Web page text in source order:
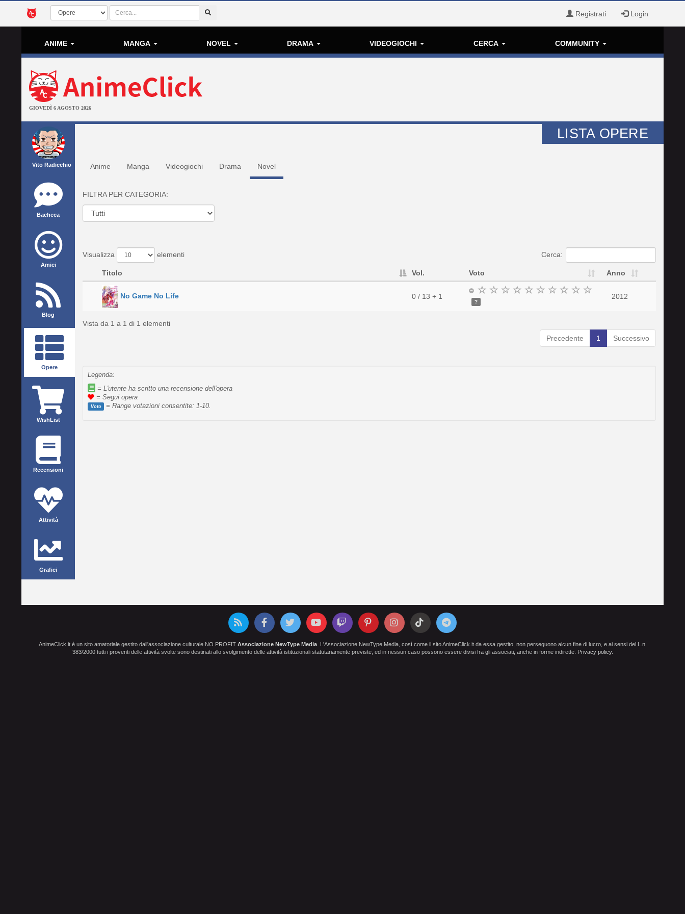
Registrati Login
ANIME MANGA NOVEL DRAMA VIDEOGIOCHI CERCA COMMUNITY
GIOVEDÌ 6 AGOSTO 2026
Vito Radicchio
Bacheca
Amici
Blog
Opere
WishList
Recensioni
Attività
Grafici
LISTA OPERE
Anime Manga Videogiochi Drama Novel
FILTRA PER CATEGORIA:
Visualizza elementi Cerca:
Titolo Vol. Voto Anno
No Game No Life 0 / 13 + 1
?
2012
Vista da 1 a 1 di 1 elementi
Precedente
1 Successivo
Legenda:
= L'utente ha scritto una recensione dell'opera
= Segui opera
Voto = Range votazioni consentite: 1-10.
AnimeClick.it è un sito amatoriale gestito dall'associazione culturale NO PROFIT Associazione NewType Media. L'Associazione NewType Media, così come il sito AnimeClick.it da essa gestito, non perseguono alcun fine di lucro, e ai sensi del L.n.
383/2000 tutti i proventi delle attività svolte sono destinati allo svolgimento delle attività istituzionali statutariamente previste, ed in nessun caso possono essere divisi fra gli associati, anche in forme indirette. Privacy policy.